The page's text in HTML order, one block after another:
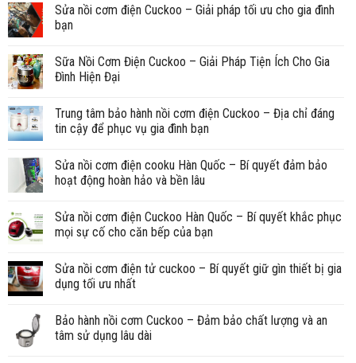
Sửa nồi cơm điện Cuckoo – Giải pháp tối ưu cho gia đình
bạn
Sữa Nồi Cơm Điện Cuckoo – Giải Pháp Tiện Ích Cho Gia
Đình Hiện Đại
Trung tâm bảo hành nồi cơm điện Cuckoo – Địa chỉ đáng
tin cậy để phục vụ gia đình bạn
Sửa nồi cơm điện cooku Hàn Quốc – Bí quyết đảm bảo
hoạt động hoàn hảo và bền lâu
Sửa nồi cơm điện Cuckoo Hàn Quốc – Bí quyết khắc phục
mọi sự cố cho căn bếp của bạn
Sửa nồi cơm điện tử cuckoo – Bí quyết giữ gìn thiết bị gia
dụng tối ưu nhất
Bảo hành nồi cơm Cuckoo – Đảm bảo chất lượng và an
tâm sử dụng lâu dài